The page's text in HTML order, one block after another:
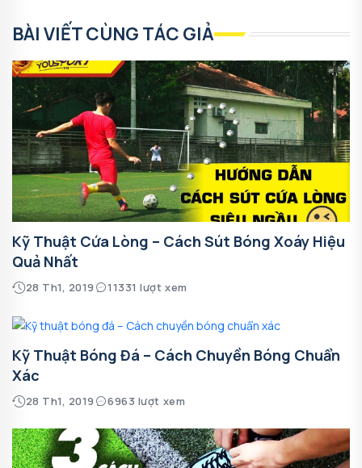
BÀI VIẾT CÙNG TÁC GIẢ
Kỹ Thuật Cứa Lòng – Cách Sút Bóng Xoáy Hiệu
Quả Nhất
28 Th1, 2019 11331 lượt xem
Kỹ Thuật Bóng Đá – Cách Chuyền Bóng Chuẩn
Xác
28 Th1, 2019 6963 lượt xem